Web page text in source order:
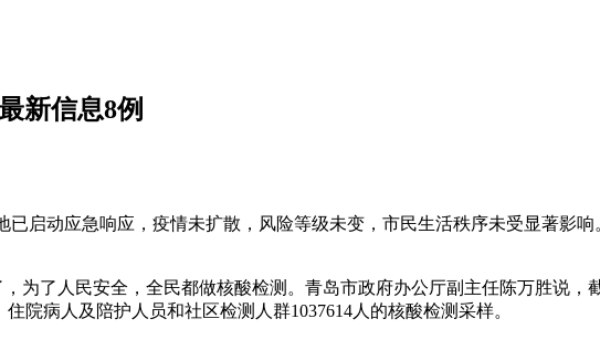
新信息8例
已启动应急响应，疫情未扩散，风险等级未变，市民生活秩序未受显著影
为了人民安全，全民都做核酸检测。青岛市政府办公厅副主任陈万胜说
院病人及陪护人员和社区检测人群1037614人的核酸检测采样。